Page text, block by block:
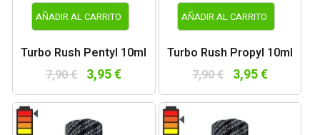
AÑADIR AL CARRITO
Turbo Rush Pentyl 10ml
7,90 € 3,95 €
AÑADIR AL CARRITO
Turbo Rush Propyl 10ml
7,90 € 3,95 €